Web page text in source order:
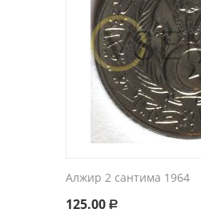
Алжир 2 сантима 1964
125.00 Р